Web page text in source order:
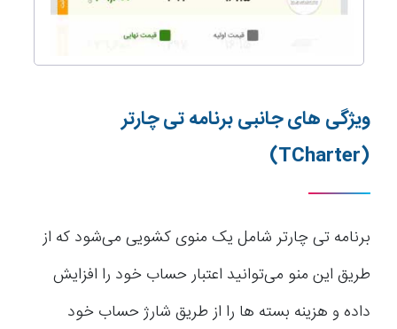
ویژگی های جانبی برنامه تی چارتر
(TCharter)
برنامه تی چارتر شامل یک منوی کشویی می‌شود که از
طریق این منو می‌توانید اعتبار حساب خود را افزایش
داده و هزینه بسته ها را از طریق شارژ حساب خود